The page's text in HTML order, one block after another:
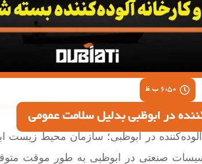
6:50 ب.ظ
در ابوظبی بدلیل سلامت عمومی
صنعتی در ابوظبی به طور موقت